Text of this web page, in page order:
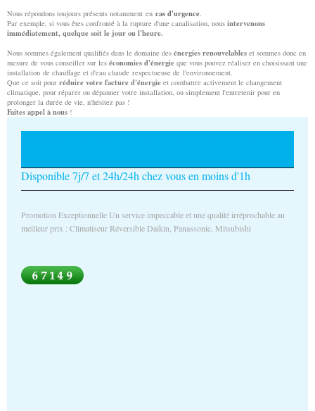
Nous répondons toujours présents notamment en cas d'urgence.
Par exemple, si vous êtes confronté à la rupture d'une canalisation, nous intervenons
immédiatement,quelque soit le jour ou l'heure.
Nous sommes également qualifiés dans le domaine des énergies renouvelables et sommes donc en
mesure de vous conseiller sur les économies d'énergie que vous pouvez réaliser en choisissant une
installation de chauffage et d'eau chaude respectueuse de l'environnement.
Que ce soit pour réduire votre facture d'énergie et combattre activement le changement
climatique, pour réparer ou dépanner votre installation, ou simplement l'entretenir pour en
prolonger la durée de vie, n'hésitez pas !
Faites appel à nous !
Disponible 7j/7 et 24h/24h chez vous en moins d'1h
Promotion Exceptionnelle Un service impeccable et une qualité irréprochable au
meilleur prix : Climatiseur Réversible Daikin, Panassonic, Mitsubishi